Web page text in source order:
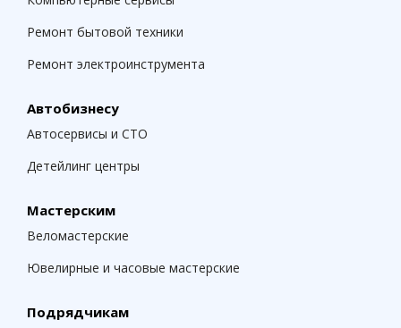
Ремонт бытовой техники
Ремонт электроинструмента
Автобизнесу
Автосервисы и СТО
Детейлинг центры
Мастерским
Веломастерские
Ювелирные и часовые мастерские
Подрядчикам